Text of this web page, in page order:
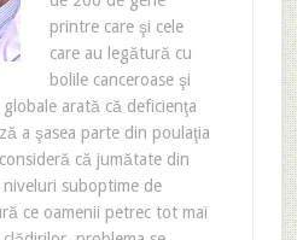
printre care şi cele
care au legătură cu
bolile canceroase şi
arată că deficienţa
a şasea parte din poulaţia
că jumătate din
suboptime de
ce oamenii petrec tot mai